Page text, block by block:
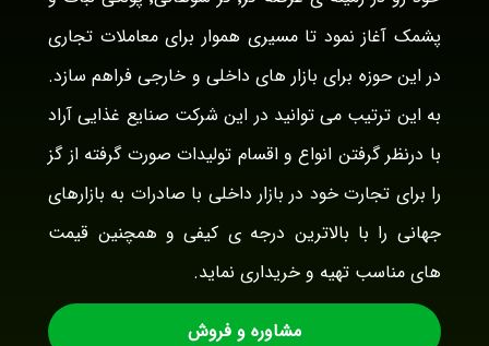
پشمک آغاز نمود تا مسیری هموار برای معاملات تجاری
در این حوزه برای بازار های داخلی و خارجی فراهم سازد.
به این ترتیب می توانید در این شرکت صنایع غذایی آراد
با درنظر گرفتن انواع و اقسام تولیدات صورت گرفته از گز
را برای تجارت خود در بازار داخلی با صادرات به بازارهای
جهانی را با بالاترین درجه ی کیفی و همچنین قیمت
های مناسب تهیه و خریداری نماید.
مشاوره و فروش